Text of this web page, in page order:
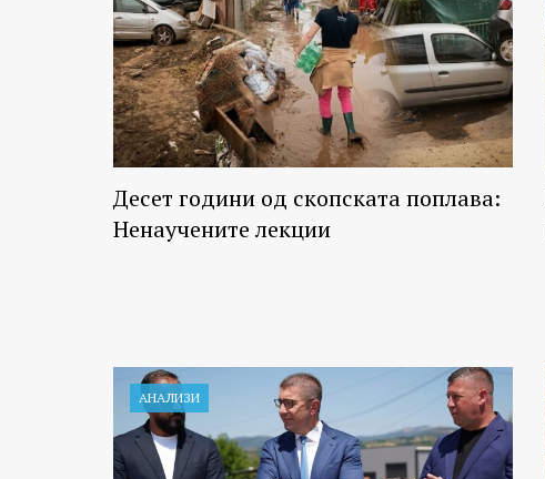
Десет години од скопската поплава:
Ненаучените лекции
АНАЛИЗИ